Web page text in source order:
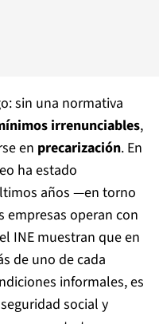
sin una normativa
irrenunciables,
en precarización. En
ha estado
años —en torno
empresas operan con
INE muestran que en
de uno de cada
informales, es
social y